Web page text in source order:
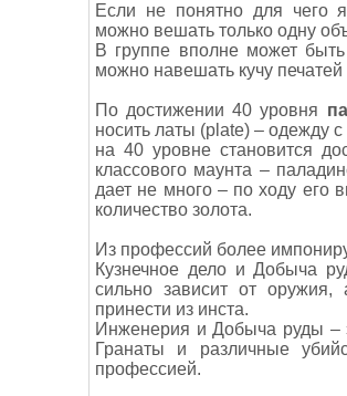
Если не понятно для чего
можно вешать только одну
В группе вполне может
можно навешать кучу
По достижении 40 уровня
носить латы (plate) – одежду
на 40 уровне становится
классового маунта –
дает не много – по ходу его
количество золота.
Из профессий более
Кузнечное дело и Добыча
сильно зависит от оружия,
принести из инста.
Инженерия и Добыча руды –
Гранаты и различные
профессией.